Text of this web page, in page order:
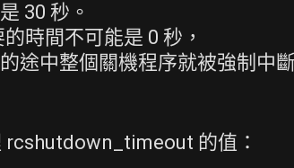
30 秒。
時間不可能是 0 秒，
途中整個關機程序就被強制中
的值：